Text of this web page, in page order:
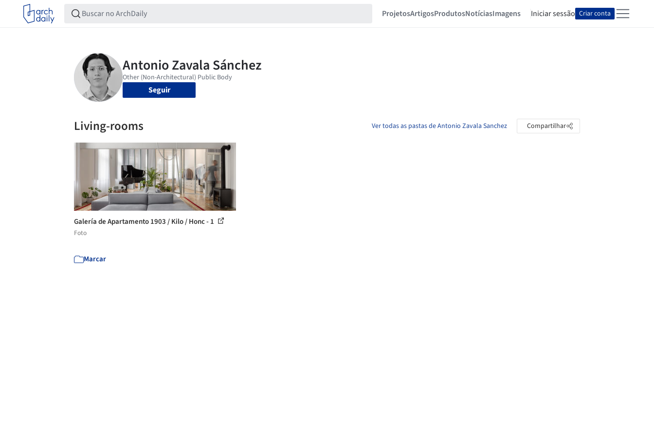
ProjetosArtigosProdutosNotíciasImagens Iniciar sessão Criar conta
Seguir
Living-rooms Ver todas as pastas de Antonio Zavala Sanchez Compartilhar
Galería de Apartamento 1903 / Kilo / Honc - 1
Foto
Marcar